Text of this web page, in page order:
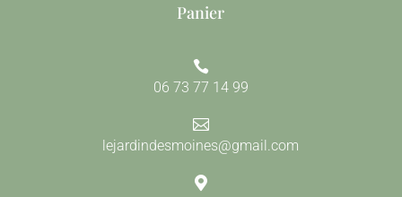
Panier

06 73 77 14 99

lejardindesmoines@gmail.com
